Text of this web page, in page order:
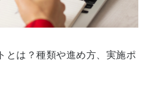
とは？種類や進め方、実施ポ